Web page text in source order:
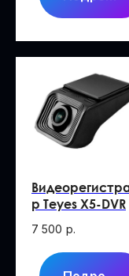
р Teyes X5-DVR
7 500 р.